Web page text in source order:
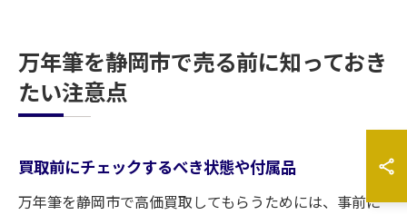
万年筆を静岡市で売る前に知っておき
たい注意点
買取前にチェックするべき状態や付属品
万年筆を静岡市で高価買取してもらうためには、事前に